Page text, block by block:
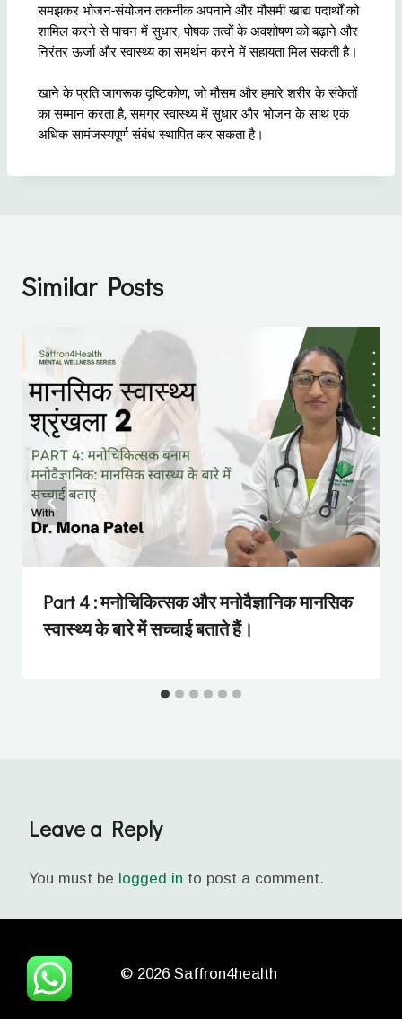
समझकर भोजन-संयोजन तकनीक अपनाने और मौसमी खाद्य पदार्थों को
शामिल करने से पाचन में सुधार, पोषक तत्वों के अवशोषण को बढ़ाने और
निरंतर ऊर्जा और स्वास्थ्य का समर्थन करने में सहायता मिल सकती है।
खाने के प्रति जागरूक दृष्टिकोण, जो मौसम और हमारे शरीर के संकेतों
का सम्मान करता है, समग्र स्वास्थ्य में सुधार और भोजन के साथ एक
अधिक सामंजस्यपूर्ण संबंध स्थापित कर सकता है।
Similar Posts
Part 4 : मनोचिकित्सक और मनोवैज्ञानिक मानसिक
स्वास्थ्य के बारे में सच्चाई बताते हैं।
Leave a Reply
You must be logged in to post a comment.
© 2026 Saffron4health